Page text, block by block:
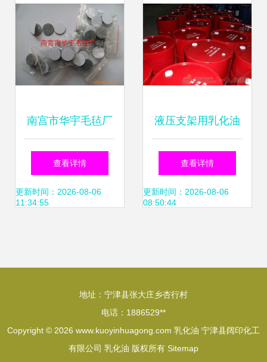
南宫市华宇毛毡厂
高品质家具配件附
件与乳化油产品全
查看详情
更新时间：2026-08-06
11:34:55
液压支架用乳化油
ME20-5 性能、应
用与维护指南
查看详情
更新时间：2026-08-06
08:50:44
地址：宁津县张大庄乡杏行村
电话：1886529**
Copyright © 2026 www.kuoyinhuagong.com 乳化油 宁津县阔印化工
有限公司 乳化油 版权所有 Sitemap